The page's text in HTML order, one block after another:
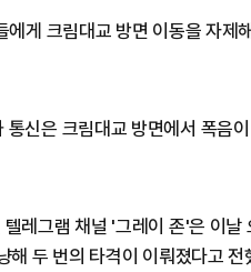
게 크림대교 방면 이동을 자제
신은 크림대교 방면에서 폭음
레그램 채널 '그레이 존'은 이날
두 번의 타격이 이뤄졌다고 전